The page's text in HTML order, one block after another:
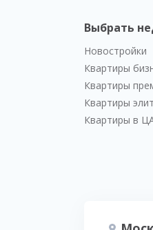
Выбрать
Новостройки
Квартиры
Квартиры
Квартиры
Квартиры в